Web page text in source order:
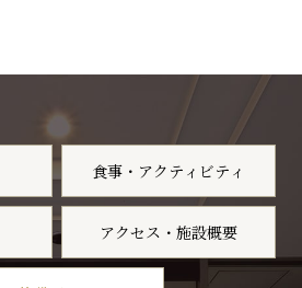
食事・アクティビティ
アクセス・施設概要